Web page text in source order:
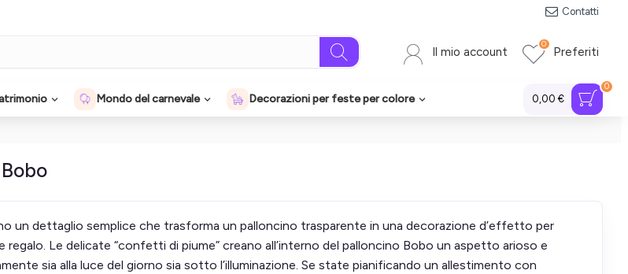
Contatti
Il mio account Preferiti
0
Mondo del carnevale Decorazioni per feste per colore 0,00 €
0
un dettaglio semplice che trasforma un palloncino trasparente in una decorazione d’effetto per
Le delicate “confetti di piume” creano all’interno del palloncino Bobo un aspetto arioso e
sia alla luce del giorno sia sotto l’illuminazione. Se state pianificando un allestimento con